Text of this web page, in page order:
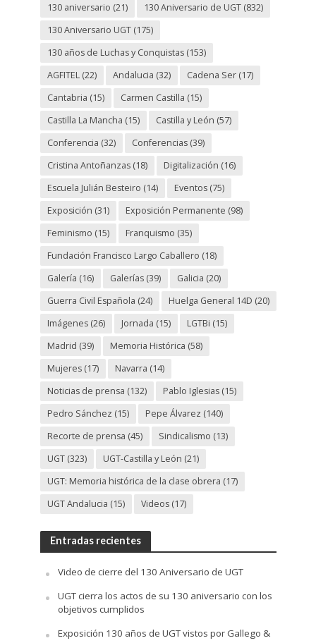
130 aniversario (21) 130 Aniversario de UGT(832)
130 Aniversario UGT(175)
130 años de Luchas y Conquistas(153)
AGFITEL(22) Andalucia (32) Cadena Ser(17)
Cantabria (15) Carmen Castilla (15)
Castilla La Mancha (15) Castilla y León (57)
Conferencia (32) Conferencias(39)
Cristina Antoñanzas(18) Digitalización (16)
Escuela Julián Besteiro (14) Eventos(75)
Exposición (31) Exposición Permanente (98)
Feminismo (15) Franquismo (35)
Fundación Francisco Largo Caballero (18)
Galería (16) Galerías(39) Galicia (20)
Guerra Civil Española (24) Huelga General 14D (20)
Imágenes(26) Jornada (15) LGTBi (15)
Madrid (39) Memoria Histórica (58)
Mujeres(17) Navarra (14)
Noticias de prensa (132) Pablo Iglesias(15)
Pedro Sánchez (15) Pepe Álvarez (140)
Recorte de prensa (45) Sindicalismo (13)
UGT(323) UGT-Castilla y León (21)
UGT: Memoria histórica de la clase obrera (17)
UGT Andalucia (15) Videos(17)
Entradas recientes
Video de cierre del 130 Aniversario de UGT
UGT cierra los actos de su 130 aniversario con los
objetivos cumplidos
Exposición 130 años de UGT vistos por Gallego &